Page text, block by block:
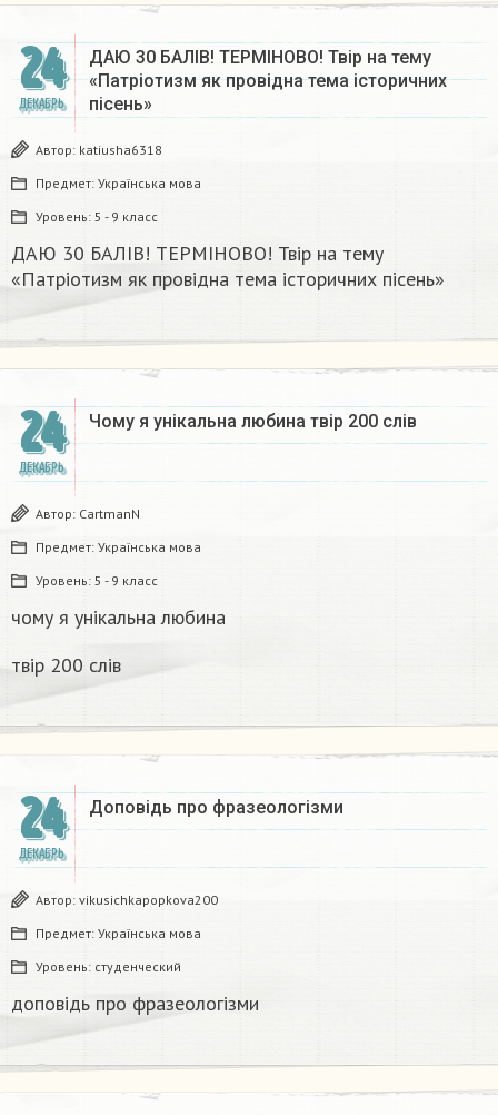
24
ДЕКАБРЬ
ДАЮ 30 БАЛІВ! ТЕРМІНОВО! Твір на тему
«Патріотизм як провідна тема історичних
пісень»
Автор: katiusha6318
Предмет: Українська мова
Уровень: 5 - 9 класс
ДАЮ 30 БАЛІВ! ТЕРМІНОВО! Твір на тему
«Патріотизм як провідна тема історичних пісень»
24
ДЕКАБРЬ
Чому я унікальна любина твір 200 слів
Автор: CartmanN
Предмет: Українська мова
Уровень: 5 - 9 класс
чому я унікальна любина
твір 200 слів
24
ДЕКАБРЬ
Доповідь про фразеологізми ​
Автор: vikusichkapopkova200
Предмет: Українська мова
Уровень: студенческий
доповідь про фразеологізми ​